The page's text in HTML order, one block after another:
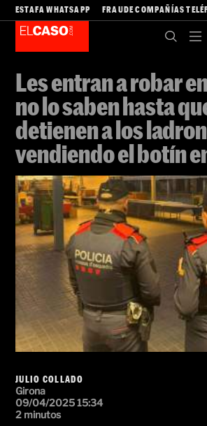
ESTAFA WHATSAPP FRAUDE COMPAÑÍAS
Les entran a robar
no lo saben hasta
detienen a los
vendiendo el botín
JULIO COLLADO
Girona
09/04/2025 15:34
2 minutos